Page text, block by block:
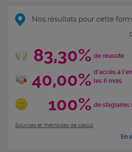
Nos résultats pour cette
83,30% de réussite
40,00% d'accès à
les 6 mois
100% de stagiaires
Sources et méthodes de calcul
En